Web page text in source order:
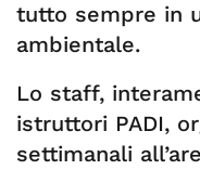
tutto sempre in
ambientale.
Lo staff,
istruttori PADI,
settimanali